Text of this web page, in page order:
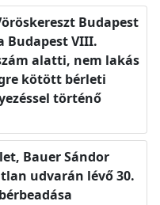
Budapest
Budapest VIII.
alatti, nem lakás
kötött bérleti
történő
Bauer Sándor
udvarán lévő 30.